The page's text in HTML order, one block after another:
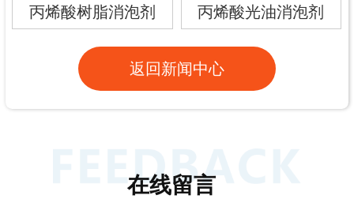
丙烯酸树脂消泡剂 丙烯酸光油消泡剂
返回新闻中心
在线留言